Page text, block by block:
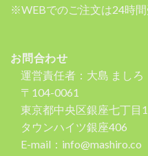
※WEBでのご注文は24時間
お問合わせ
運営責任者：大島 ましろ
〒104-0061
東京都中央区銀座七丁目
タウンハイツ銀座406
E-mail：info@mashiro.co